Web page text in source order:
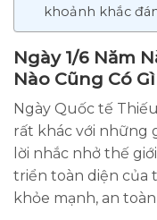
khoảnh khắc
Ngày 1/6 Năm
Nào Cũng Có
Ngày Quốc tế
rất khác với những
lời nhắc nhở thế
triển toàn diện của
khỏe mạnh, an